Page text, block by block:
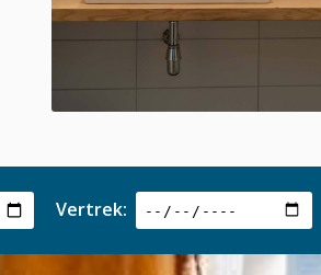
Vertrek: